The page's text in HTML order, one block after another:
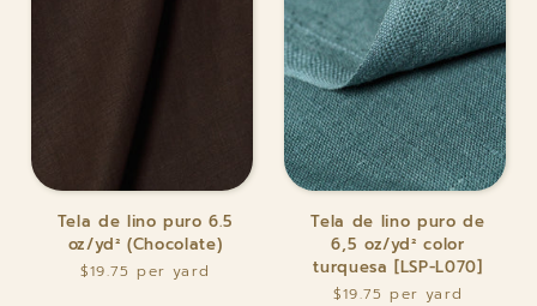
Tela
de
Tela de lino puro 6.5
oz/yd² (Chocolate)
$19.75
Tela
de
puro
Tela de lino puro de
6,5 oz/yd² color
turquesa [LSP-L070]
$19.75